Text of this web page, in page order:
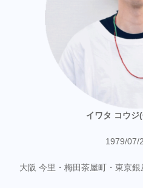
イワタ コウ
1979/07/
大阪 今里・梅田茶屋町・東京銀